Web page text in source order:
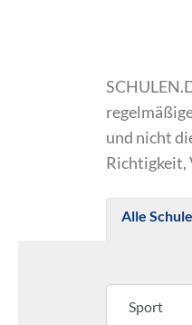
und nicht
Richtigkeit,
Alle